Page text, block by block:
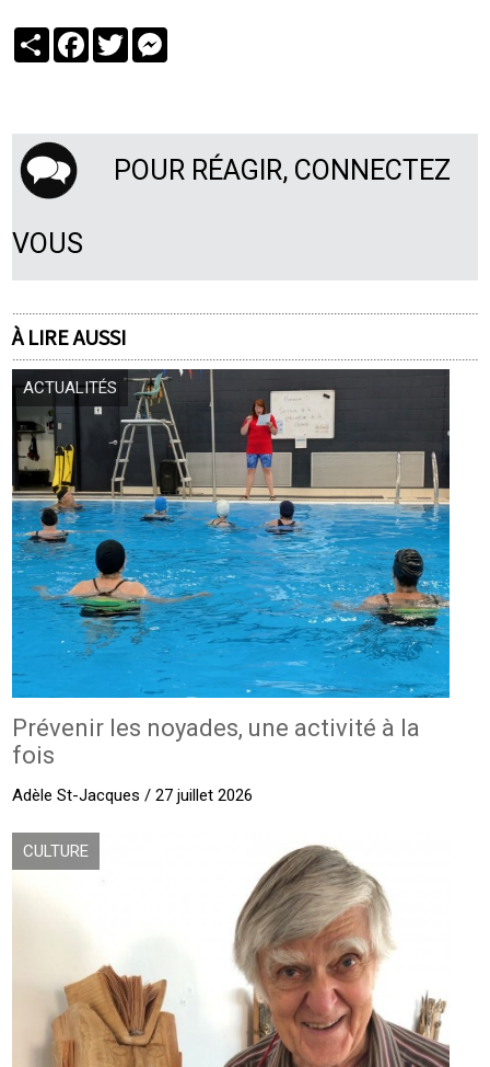
PartagerFacebook
Twitter
POUR RÉAGIR, CONNECTEZ
VOUS
À LIRE AUSSI
ACTUALITÉS
Prévenir les noyades, une activité à la
fois
Adèle St-Jacques / 27 juillet 2026
CULTURE